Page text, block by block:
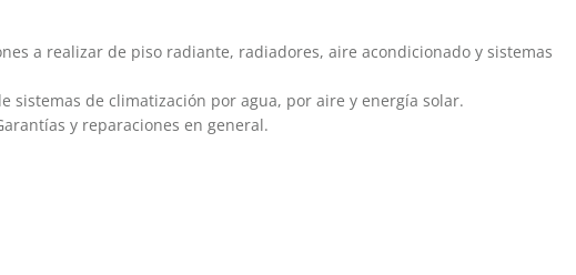
a realizar de piso radiante, radiadores, aire acondicionado y sistemas
sistemas de climatización por agua, por aire y energía solar.
y reparaciones en general.